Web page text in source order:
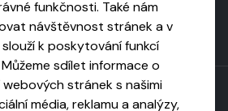
funkčnosti. Také nám
návštěvnost stránek a v
k poskytování funkcí
sdílet informace o
stránek s našimi
média, reklamu a analýzy,